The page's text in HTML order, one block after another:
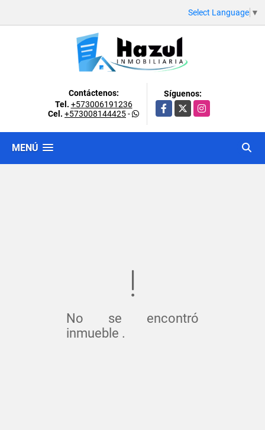
Select Language ▼
Contáctenos:
Tel. +573006191236
Cel. +573008144425-
Síguenos:
Facebook
X Instagram
MENÚ
No se encontró
inmueble .